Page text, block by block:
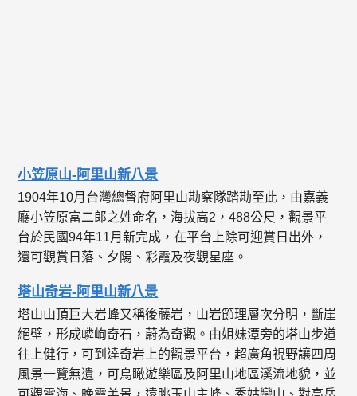
小笠原山-阿里山新八景
1904年10月台灣總督府阿里山勘察隊踏勘至此，由嘉義
廳小笠原富二郎之姓命名，海拔高2，488公尺，觀景平
台於民國94年11月新完成，在平台上除可迎賞日出外，
還可觀賞日落、夕陽、彩霞及夜觀星座。
塔山奇岩-阿里山新八景
塔山山頂巨大岩峰又稱後藤岩，山岩節理層次分明，斷崖
絕壁，形成嶙峋奇石，蔚為奇觀。由姐妹潭旁的塔山步道
往上健行，可到達奇岩上的觀景平台，超廣角視野讓四周
風景一覽無遺，可鳥瞰遊樂區及阿里山地區溪流地貌，並